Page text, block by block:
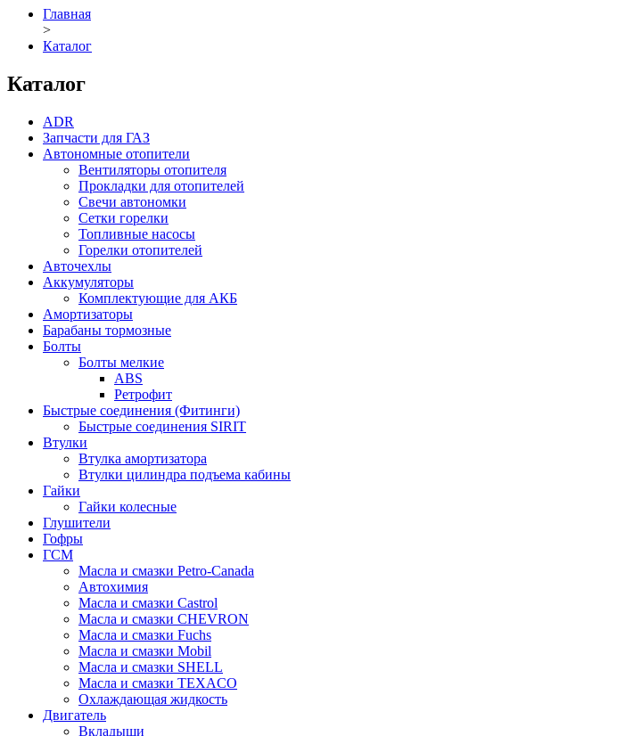
Главная
>
Каталог
Каталог
ADR
Запчасти для ГАЗ
Автономные отопители
Вентиляторы отопителя
Прокладки для отопителей
Свечи автономки
Сетки горелки
Топливные насосы
Горелки отопителей
Авточехлы
Аккумуляторы
Комплектующие для АКБ
Амортизаторы
Барабаны тормозные
Болты
Болты мелкие
ABS
Ретрофит
Быстрые соединения (Фитинги)
Быстрые соединения SIRIT
Втулки
Втулка амортизатора
Втулки цилиндра подъема кабины
Гайки
Гайки колесные
Глушители
Гофры
ГСМ
Масла и смазки Petro-Canada
Автохимия
Масла и смазки Castrol
Масла и смазки CHEVRON
Масла и смазки Fuchs
Масла и смазки Mobil
Масла и смазки SHELL
Масла и смазки TEXACO
Охлаждающая жидкость
Двигатель
Вкладыши